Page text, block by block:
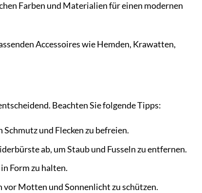
Farben und Materialien für einen modernen
Accessoires wie Hemden, Krawatten,
Beachten Sie folgende Tipps:
und Flecken zu befreien.
ab, um Staub und Fusseln zu entfernen.
Form zu halten.
vor Motten und Sonnenlicht zu schützen.